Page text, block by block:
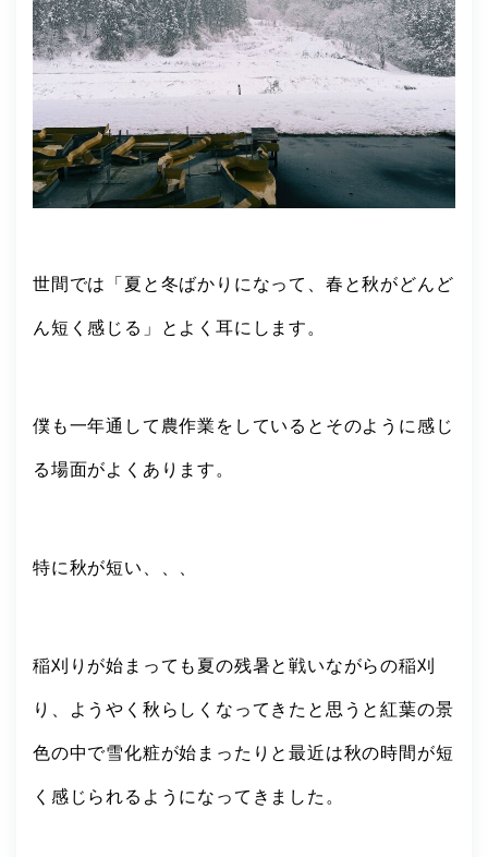
世間では「夏と冬ばかりになって、春と秋がどんど
ん短く感じる」とよく耳にします。
僕も一年通して農作業をしているとそのように感じ
る場面がよくあります。
特に秋が短い、、、
稲刈りが始まっても夏の残暑と戦いながらの稲刈
り、ようやく秋らしくなってきたと思うと紅葉の景
色の中で雪化粧が始まったりと最近は秋の時間が短
く感じられるようになってきました。